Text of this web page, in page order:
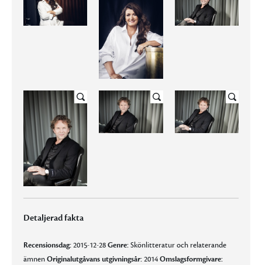
Detaljerad fakta
Recensionsdag:2015-12-28Genre:Skönlitteratur och relaterande
ämnenOriginalutgåvans utgivningsår:2014Omslagsformgivare: